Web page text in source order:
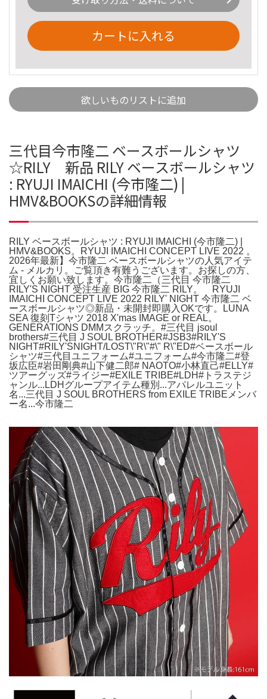
カートに入れる
欲しいものリストに追加
三代目今市隆二 ベースボールシャツ
☆RILY 新品 RILY ベースボールシャツ
: RYUJI IMAICHI (今市隆二) |
HMV&BOOKSの詳細情報
RILY ベースボールシャツ : RYUJI IMAICHI (今市隆二) |
HMV&BOOKS。RYUJI IMAICHI CONCEPT LIVE 2022 。
2026年最新】今市隆二 ベースボールシャツの人気アイテ
ム - メルカリ。ご覧頂き有難うございます。お探しの方、
宜しくお願い致します。今市隆二（三代目 今市隆二
RILY'S NIGHT 受注生産 BIG 今市隆二 RILY。 RYUJI
IMAICHI CONCEPT LIVE 2022 RILY' NIGHT 今市隆二 ベ
ースボールシャツ◎新品・未開封即購入OKです。LUNA
SEA 復刻Tシャツ 2018 X'mas IMAGE or REAL。
GENERATIONS DMMスクラッチ。#三代目 jsoul
brothers#三代目 J SOUL BROTHER#JSB3#RILY'S
NIGHT#RILY'SNIGHT/LOST\"R\"#\" R\"ED#ベースボール
シャツ#三代目ユニフォーム#ユニフォーム#今市隆二#登
坂広臣#岩田剛典#山下健二郎# NAOTO#小林直己#ELLY#
ツアーグッズ#ライジー#EXILE TRIBE#LDH#トラステジ
ャンル...LDHグループアイテム種別...アパレルユニット
名...三代目 J SOUL BROTHERS from EXILE TRIBEメンバ
ー名...今市隆二